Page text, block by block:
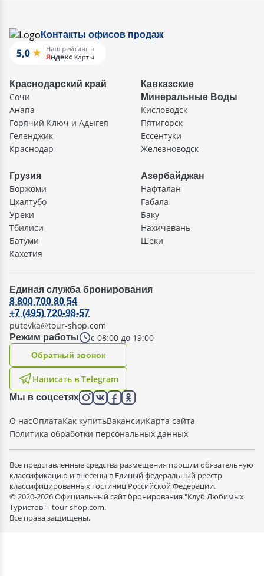
Контакты офисов продаж
Краснодарский край
Сочи
Анапа
Горячий Ключ и Адыгея
Геленджик
Краснодар
Кавказские
Минеральные Воды
Кисловодск
Пятигорск
Ессентуки
Железноводск
Грузия
Боржоми
Цхалтубо
Уреки
Тбилиси
Батуми
Кахетия
Азербайджан
Нафталан
Габала
Баку
Нахичевань
Шеки
Единая служба бронирования
Режим работы с 08:00 до 19:00
8 800 700 80 54
+7 (495) 720-98-57
putevka@tour-shop.com
Написать в Telegram
Oбратный звонок
Мы в соцсетях
О насОплатаКак купитьВакансииКарта сайта
Политика обработки персональных данных
Все представленные средства размещения прошли обязательную
классификацию и внесены в Единый федеральный реестр
классифицированных гостиниц Российской Федерации.
© 2020-2026 Официальный сайт бронирования "Клуб Любимых
Туристов" - tour-shop.com.
Все права защищены.